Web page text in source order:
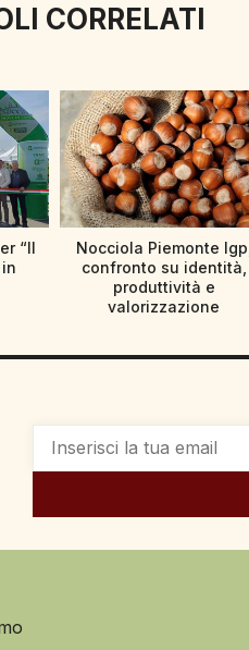
CORRELATI
“Il
Nocciola Piemonte Igp,
confronto su identità,
produttività e
valorizzazione